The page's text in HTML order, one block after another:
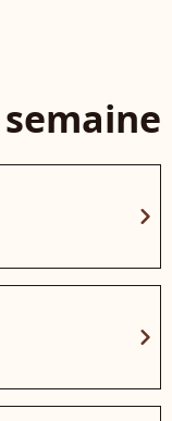
chevron_right
chevron_right